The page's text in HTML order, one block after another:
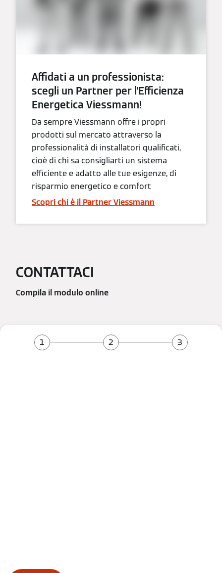
Affidati a un professionista:
scegli un Partner per l'Efficienza
Energetica Viessmann!
Da sempre Viessmann offre i propri
prodotti sul mercato attraverso la
professionalità di installatori qualificati,
cioè di chi sa consigliarti un sistema
efficiente e adatto alle tue esigenze, di
risparmio energetico e comfort
Scopri chi è il Partner Viessmann
CONTATTACI
Compila il modulo online